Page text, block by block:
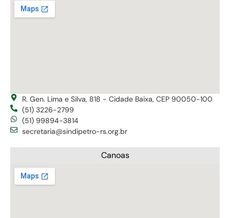
R. Gen. Lima e Silva, 818 - Cidade Baixa, CEP 90050-100
(51) 3226-2799
(51) 99894-3814
secretaria@sindipetro-rs.org.br
Canoas